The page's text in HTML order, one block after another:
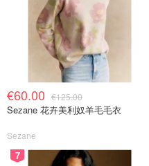
€60.00 €125.00
Sezane 花卉美利奴羊毛毛衣
Sezane
7